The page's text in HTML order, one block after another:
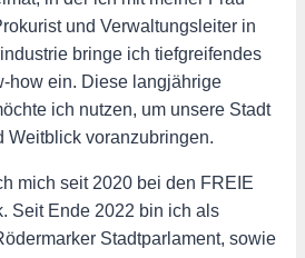
und Verwaltungsleiter in
bringe ich tiefgreifendes
how ein. Diese langjährige
ich nutzen, um unsere Stadt
Weitblick voranzubringen.
mich seit 2020 bei den FREIE
Seit Ende 2022 bin ich als
Stadtparlament, sowie